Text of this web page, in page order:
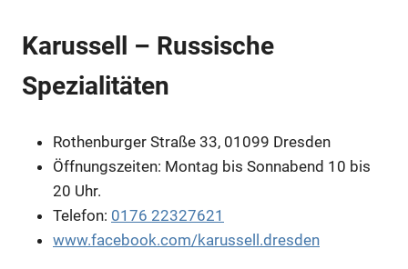
Anzeige
Karussell – Russische
Spezialitäten
Rothenburger Straße 33, 01099 Dresden
Öffnungszeiten: Montag bis Sonnabend 10 bis
20 Uhr.
Telefon: 0176 22327621
www.facebook.com/karussell.dresden